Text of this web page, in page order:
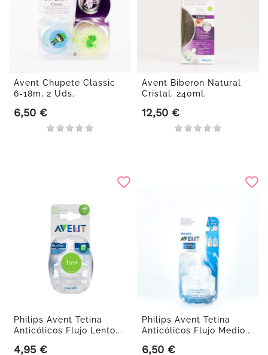
Avent Chupete Classic
6-18m, 2 Uds.
Precio
6,50 €
Avent Biberon Natural
Cristal, 240ml.
Precio
12,50 €
Philips Avent Tetina
Anticólicos Flujo Lento...
Precio
4,95 €
Philips Avent Tetina
Anticólicos Flujo Medio...
Precio
6,50 €